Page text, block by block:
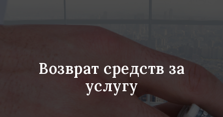
Возврат средств за
услугу